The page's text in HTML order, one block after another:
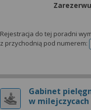
Rejestracja do tej poradni
z przychodnią pod numerem:
Gabinet
w milejczycach